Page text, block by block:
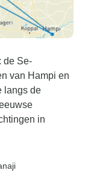
de Se-
van Hampi en
langs de
in